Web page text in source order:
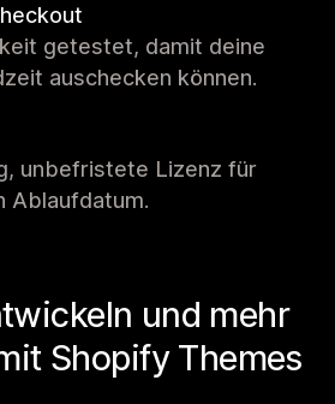
getestet, damit deine
auschecken können.
unbefristete Lizenz für
Ablaufdatum.
und mehr
Shopify Themes